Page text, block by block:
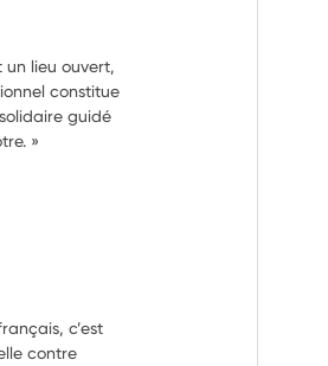
lieu ouvert,
constitue
guidé
»
c’est
contre